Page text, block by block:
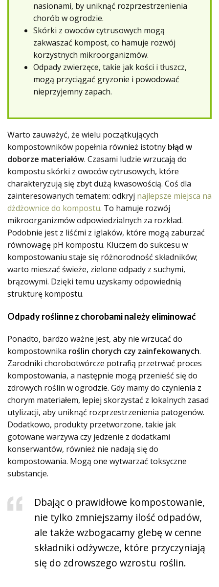
nasionami, by uniknąć rozprzestrzenienia
chorób w ogrodzie.
Skórki z owoców cytrusowych mogą
zakwaszać kompost, co hamuje rozwój
korzystnych mikroorganizmów.
Odpady zwierzęce, takie jak kości i tłuszcz,
mogą przyciągać gryzonie i powodować
nieprzyjemny zapach.
Warto zauważyć, że wielu początkujących
kompostowników popełnia również istotny błąd w
doborze materiałów. Czasami ludzie wrzucają do
kompostu skórki z owoców cytrusowych, które
charakteryzują się zbyt dużą kwasowością. Coś dla
zainteresowanych tematem: odkryj najlepsze miejsca na
dżdżownice do kompostu. To hamuje rozwój
mikroorganizmów odpowiedzialnych za rozkład.
Podobnie jest z liśćmi z iglaków, które mogą zaburzać
równowagę pH kompostu. Kluczem do sukcesu w
kompostowaniu staje się różnorodność składników;
warto mieszać świeże, zielone odpady z suchymi,
brązowymi. Dzięki temu uzyskamy odpowiednią
strukturę kompostu.
Odpady roślinne z chorobami należy eliminować
Ponadto, bardzo ważne jest, aby nie wrzucać do
kompostownika roślin chorych czy zainfekowanych.
Zarodniki chorobotwórcze potrafią przetrwać proces
kompostowania, a następnie mogą przenieść się do
zdrowych roślin w ogrodzie. Gdy mamy do czynienia z
chorym materiałem, lepiej skorzystać z lokalnych zasad
utylizacji, aby uniknąć rozprzestrzenienia patogenów.
Dodatkowo, produkty przetworzone, takie jak
gotowane warzywa czy jedzenie z dodatkami
konserwantów, również nie nadają się do
kompostowania. Mogą one wytwarzać toksyczne
substancje.
Dbając o prawidłowe kompostowanie,
nie tylko zmniejszamy ilość odpadów,
ale także wzbogacamy glebę w cenne
składniki odżywcze, które przyczyniają
się do zdrowszego wzrostu roślin.